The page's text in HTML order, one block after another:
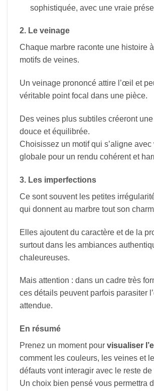
sophistiquée, avec une vraie
2. Le veinage
Chaque marbre raconte une histoire
motifs de veines.
Un veinage prononcé attire l’œil et
véritable point focal dans une pièce.
Des veines plus subtiles créeront
douce et équilibrée.
Choisissez un motif qui s’aligne avec
globale pour un rendu cohérent et
3. Les imperfections
Ce sont souvent les petites
qui donnent au marbre tout son
Elles ajoutent du caractère et de la
surtout dans les ambiances
chaleureuses.
Mais attention : dans un cadre très
ces détails peuvent parfois parasiter
attendue.
En résumé
Prenez un moment pour visualiser
comment les couleurs, les veines et
défauts vont interagir avec le reste de
Un choix bien pensé vous permettra